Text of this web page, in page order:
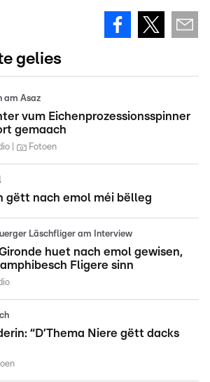
gelies
am Asaz
vum Eichenprozessionsspinner
gemaach
Fotoen
gëtt nach emol méi bëlleg
Läschfliger am Interview
huet nach emol gewisen,
Fligere sinn
“D’Thema Niere gëtt dacks